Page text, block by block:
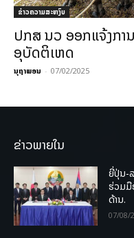
ຂ່າວຄວາມສະຫງົບ
ປກສ ນວ ອອກແຈ້ງກາ
ອຸບັດຕິເຫດ
ນຸຖາພອນ - 07/02/2025
ຂ່າວພາຍໃນ
ຍີ່ປຸ່ນ-
ຮ່ວມມື
ດ້ານ.
07/08/